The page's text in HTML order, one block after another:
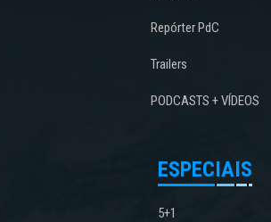
Repórter PdC
Trailers
PODCASTS + VÍDEOS
ESPECIAIS
5+1